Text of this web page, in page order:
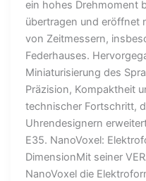
ein hohes Drehmoment
übertragen und eröffnet
von Zeitmessern,
Federhauses.
Miniaturisierung des
Präzision, Kompaktheit
technischer Fortschritt,
Uhrendesignern
E35. NanoVoxel:
DimensionMit seiner
NanoVoxel die